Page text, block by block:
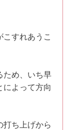
すれあうこ
ため、いち早
によって方向
打ち上げから